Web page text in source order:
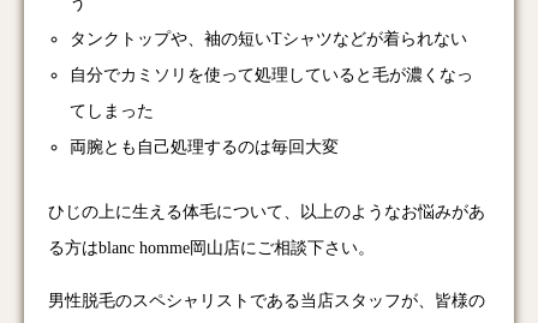
タンクトップや、袖の短いTシャツなどが着られない
自分でカミソリを使って処理していると毛が濃くなっ
てしまった
両腕とも自己処理するのは毎回大変
ひじの上に生える体毛について、以上のようなお悩みがあ
る方はblanc homme岡山店にご相談下さい。
男性脱毛のスペシャリストである当店スタッフが、皆様の